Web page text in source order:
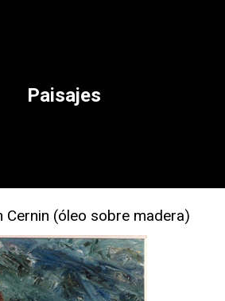
Paisajes
Cernin (óleo sobre madera)